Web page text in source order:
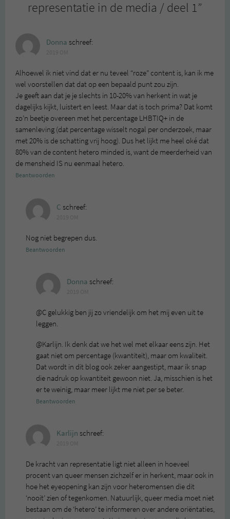
representatie in de media / deel 1”
Donna schreef:
Alhoewel ik niet vind dat er nu teveel “roze” content is, kan ik me
wel voorstellen dat dat op een bepaald punt zou zijn.
Je geeft aan dat je je slechts in 10-20% van herkent in wat je
dagelijks kijkt, luistert en leest. Maar dat is toch prima? Dat komt
zo’n beetje overeen met het percentage LHBTIQ+ in de
samenleving (dat percentage wisselt nogal per onderzoek, maar
met 20% is de schatting vrij hoog). Dus het lijkt me heel oké dat
80% van de content hetero minded is, want de meerderheid van
de mensheid IS nu eenmaal hetero.
Beantwoorden
C schreef:
Nog niet begrepen dus.
Beantwoorden
Donna schreef:
@C gelukkig ben jij zo vriendelijk om het mij even uit te
leggen.
@Karlijn. Ik denk dat we het wel met elkaar eens zijn. Het
gaat niet om percentage (kwantiteit), maar om kwaliteit.
Dat wordt in dit blog ook zeker aangestipt, maar ik snap
die nadruk op kwantiteit gewoon niet. Ja, misschien is het
er te weinig, maar meer lijkt me niet per se beter.
Beantwoorden
Karlijn schreef:
De kracht van representatie ligt niet alleen in hoeveel
procent van queer mensen zichzelf er in herkent, maar ook in
hoe het eyeopening kan zijn voor heteromensen die dit
‘nooit’ zien of tegenkomen. Natuurlijk, queer media moet niet
bestaan om de ‘hetero’ te informeren over andere oriëntaties,